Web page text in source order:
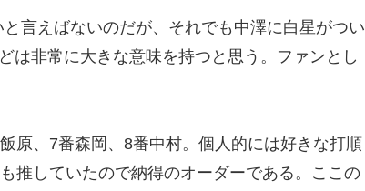
言えばないのだが、それでも中澤に白星がつい
は非常に大きな意味を持つと思う。ファンとし
原、7番森岡、8番中村。個人的には好きな打順
推していたので納得のオーダーである。ここの